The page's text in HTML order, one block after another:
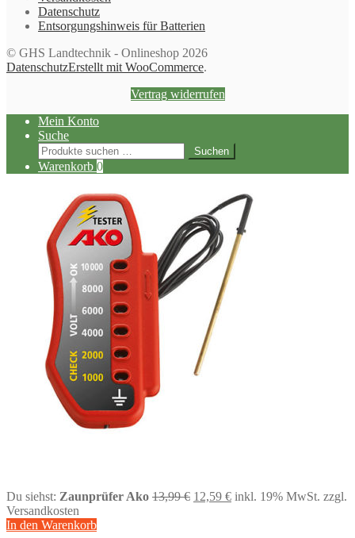
Datenschutz
Entsorgungshinweis für Batterien
© GHS Landtechnik - Onlineshop 2026
DatenschutzErstellt mit WooCommerce.
Vertrag widerrufen
Mein Konto
Suche
Suchen
nach:
Suchen
Warenkorb 0
Du siehst: Zaunprüfer Ako 13,99€ Ursprünglicher
12,59 €Aktueller
inkl. 19% MwSt. zzgl.
Versandkosten
In den Warenkorb